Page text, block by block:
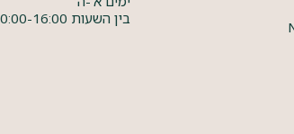
בין השעות 10:00-16:00